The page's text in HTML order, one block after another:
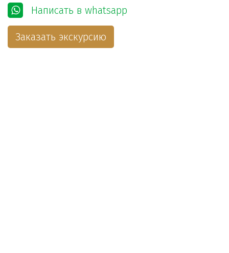
Написать в whatsapp
Заказать экскурсию